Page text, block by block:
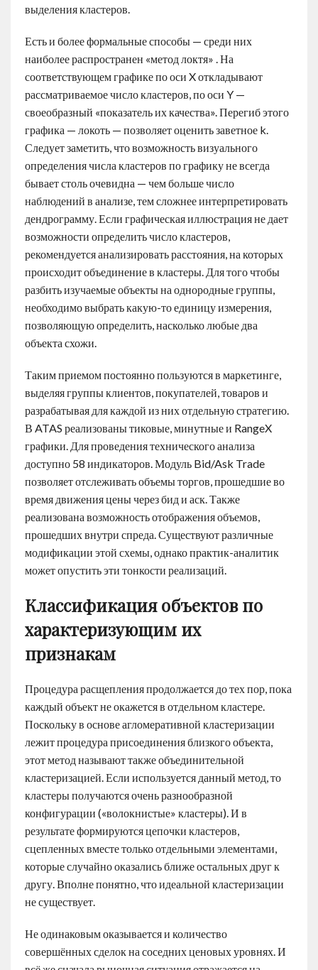
выделения кластеров.
Есть и более формальные способы — среди них
наиболее распространен «метод локтя» . На
соответствующем графике по оси X откладывают
рассматриваемое число кластеров, по оси Y —
своеобразный «показатель их качества». Перегиб этого
графика — локоть — позволяет оценить заветное k.
Следует заметить, что возможность визуального
определения числа кластеров по графику не всегда
бывает столь очевидна — чем больше число
наблюдений в анализе, тем сложнее интерпретировать
дендрограмму. Если графическая иллюстрация не дает
возможности определить число кластеров,
рекомендуется анализировать расстояния, на которых
происходит объединение в кластеры. Для того чтобы
разбить изучаемые объекты на однородные группы,
необходимо выбрать какую-то единицу измерения,
позволяющую определить, насколько любые два
объекта схожи.
Таким приемом постоянно пользуются в маркетинге,
выделяя группы клиентов, покупателей, товаров и
разрабатывая для каждой из них отдельную стратегию.
В ATAS реализованы тиковые, минутные и RangeX
графики. Для проведения технического анализа
доступно 58 индикаторов. Модуль Bid/Ask Trade
позволяет отслеживать объемы торгов, прошедшие во
время движения цены через бид и аск. Также
реализована возможность отображения объемов,
прошедших внутри спреда. Существуют различные
модификации этой схемы, однако практик-аналитик
может опустить эти тонкости реализаций.
Классификация объектов по
характеризующим их
признакам
Процедура расщепления продолжается до тех пор, пока
каждый объект не окажется в отдельном кластере.
Поскольку в основе агломеративной кластеризации
лежит процедура присоединения близкого объекта,
этот метод называют также объединительной
кластеризацией. Если используется данный метод, то
кластеры получаются очень разнообразной
конфигурации («волокнистые» кластеры). И в
результате формируются цепочки кластеров,
сцепленных вместе только отдельными элементами,
которые случайно оказались ближе остальных друг к
другу. Вполне понятно, что идеальной кластеризации
не существует.
Не одинаковым оказывается и количество
совершённых сделок на соседних ценовых уровнях. И